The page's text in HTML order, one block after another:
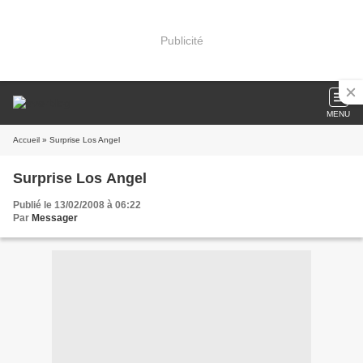
Publicité
MENU
Accueil » Surprise Los Angel
Surprise Los Angel
Publié le 13/02/2008 à 06:22
Par Messager